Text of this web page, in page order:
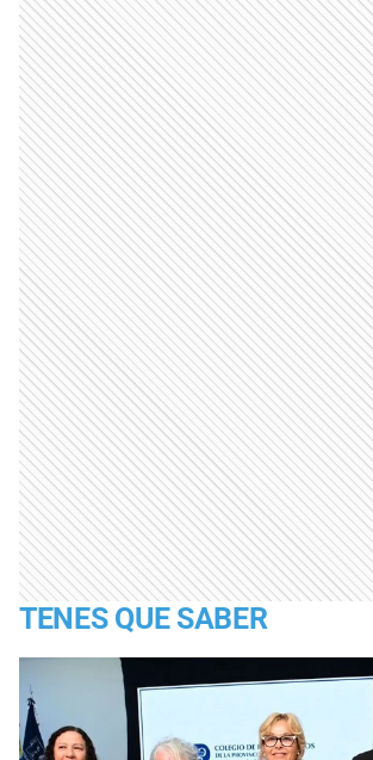
TENES QUE SABER